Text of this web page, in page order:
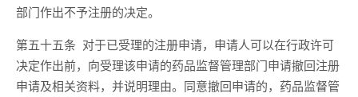
部门作出不予注册的决定。
第五十五条 对于已受理的注册申请，申请人可以在行政许可
决定作出前，向受理该申请的药品监督管理部门申请撤回注册
申请及相关资料，并说明理由。同意撤回申请的，药品监督管